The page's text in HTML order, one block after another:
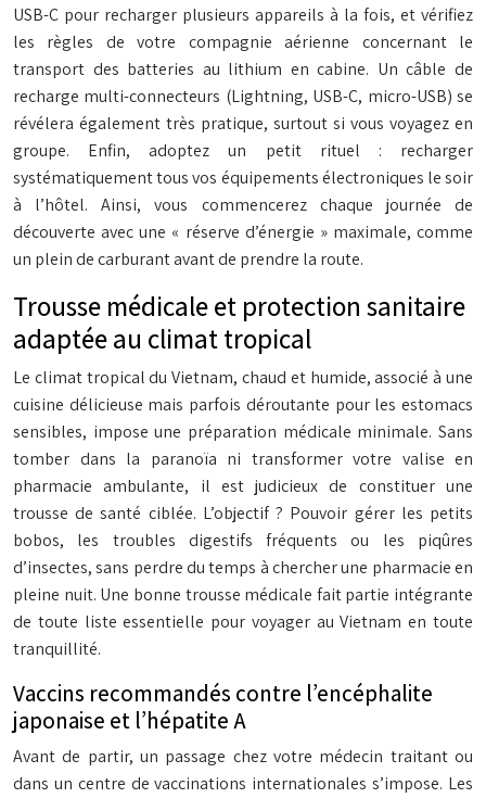
USB-C pour recharger plusieurs appareils à la fois, et vérifiez
les règles de votre compagnie aérienne concernant le
transport des batteries au lithium en cabine. Un câble de
recharge multi-connecteurs (Lightning, USB-C, micro-USB) se
révélera également très pratique, surtout si vous voyagez en
groupe. Enfin, adoptez un petit rituel : recharger
systématiquement tous vos équipements électroniques le soir
à l’hôtel. Ainsi, vous commencerez chaque journée de
découverte avec une « réserve d’énergie » maximale, comme
un plein de carburant avant de prendre la route.
Trousse médicale et protection sanitaire
adaptée au climat tropical
Le climat tropical du Vietnam, chaud et humide, associé à une
cuisine délicieuse mais parfois déroutante pour les estomacs
sensibles, impose une préparation médicale minimale. Sans
tomber dans la paranoïa ni transformer votre valise en
pharmacie ambulante, il est judicieux de constituer une
trousse de santé ciblée. L’objectif ? Pouvoir gérer les petits
bobos, les troubles digestifs fréquents ou les piqûres
d’insectes, sans perdre du temps à chercher une pharmacie en
pleine nuit. Une bonne trousse médicale fait partie intégrante
de toute liste essentielle pour voyager au Vietnam en toute
tranquillité.
Vaccins recommandés contre l’encéphalite
japonaise et l’hépatite A
Avant de partir, un passage chez votre médecin traitant ou
dans un centre de vaccinations internationales s’impose. Les